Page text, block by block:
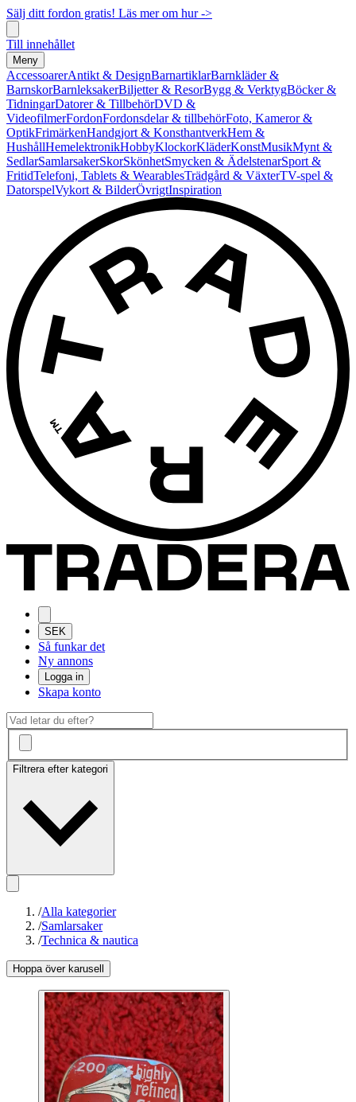
Sälj ditt fordon gratis! Läs mer om hur ->
Till innehållet
Meny
AccessoarerAntikt & DesignBarnartiklarBarnkläder &
BarnskorBarnleksakerBiljetter & ResorBygg & VerktygBöcker &
TidningarDatorer & TillbehörDVD &
VideofilmerFordonFordonsdelar & tillbehörFoto, Kameror &
OptikFrimärkenHandgjort & KonsthantverkHem &
HushållHemelektronikHobbyKlockorKläderKonstMusikMynt &
SedlarSamlarsakerSkorSkönhetSmycken & ÄdelstenarSport &
FritidTelefoni, Tablets & WearablesTrädgård & VäxterTV-spel &
DatorspelVykort & BilderÖvrigtInspiration
SEK
Så funkar det
Ny annons
Logga in
Skapa konto
Filtrera efter kategori
/Alla kategorier
/Samlarsaker
/Technica & nautica
Hoppa över karusell